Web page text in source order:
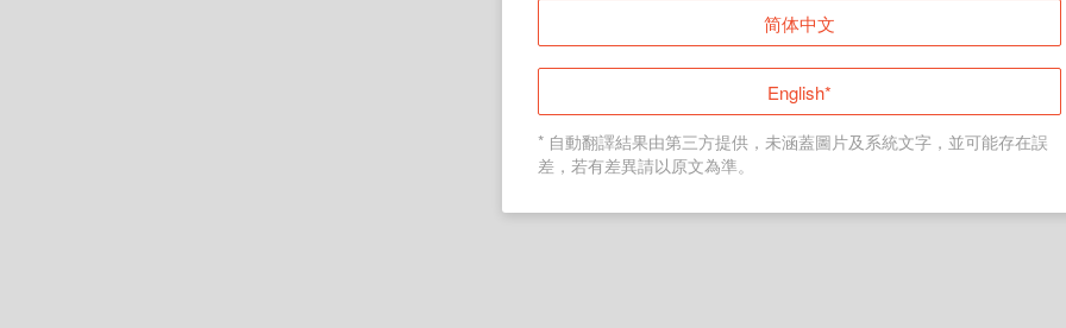
返回首頁
简体中文
English*
* 自動翻譯結果由第三方提供，未涵蓋圖片及系統文字，並可能存在誤
差，若有差異請以原文為準。